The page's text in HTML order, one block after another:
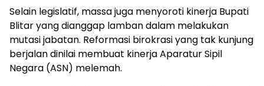
Selain legislatif, massa juga menyoroti kinerja Bupati
Blitar yang dianggap lamban dalam melakukan
mutasi jabatan. Reformasi birokrasi yang tak kunjung
berjalan dinilai membuat kinerja Aparatur Sipil
Negara (ASN) melemah.